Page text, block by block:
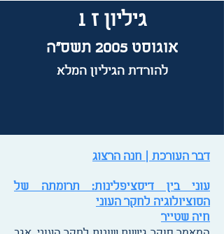
גיליון ז 1
אוגוסט 2005 תשס"ה
להורדת הגיליון המלא
דבר העורכת | חנה הרצוג
עוני בין דיסציפלינות: תרומתה של
הסוציולוגיה לחקר העוני
חיה שטייר